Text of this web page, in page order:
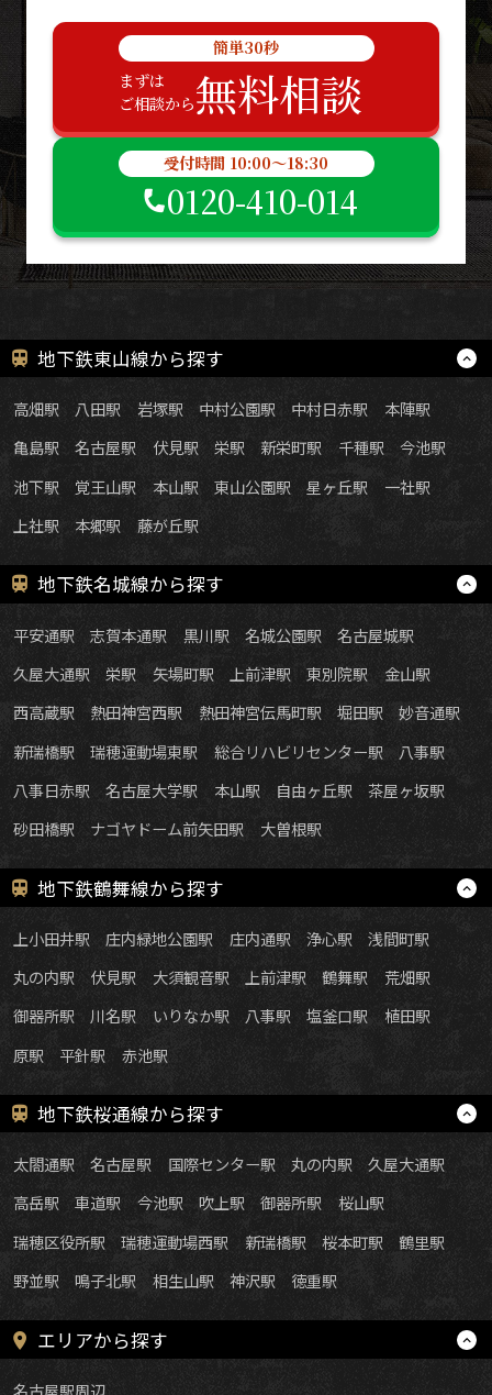
簡単30秒
まずは
ご相談から無料相談
受付時間 10:00～18:30
0120-410-014
地下鉄東山線から探す
高畑駅 八田駅 岩塚駅 中村公園駅 中村日赤駅
本陣駅
亀島駅
名古屋駅 伏見駅 栄駅 新栄町駅 千種駅
今池駅
池下駅
覚王山駅 本山駅 東山公園駅 星ヶ丘駅
一社駅
上社駅
本郷駅 藤が丘駅
地下鉄名城線から探す
平安通駅 志賀本通駅 黒川駅 名城公園駅
名古屋城駅
久屋大通駅
栄駅 矢場町駅 上前津駅 東別院駅
金山駅
西高蔵駅
熱田神宮西駅 熱田神宮伝馬町駅 堀田駅
妙音通駅
新瑞橋駅
瑞穂運動場東駅 総合リハビリセンター駅
八事駅
八事日赤駅
名古屋大学駅 本山駅 自由ヶ丘駅
茶屋ヶ坂駅
砂田橋駅
ナゴヤドーム前矢田駅 大曽根駅
地下鉄鶴舞線から探す
上小田井駅 庄内緑地公園駅 庄内通駅 浄心駅
浅間町駅
丸の内駅
伏見駅 大須観音駅 上前津駅 鶴舞駅
荒畑駅
御器所駅
川名駅 いりなか駅 八事駅 塩釜口駅
植田駅
原駅
平針駅 赤池駅
地下鉄桜通線から探す
太閤通駅 名古屋駅 国際センター駅 丸の内駅
久屋大通駅
高岳駅
車道駅 今池駅 吹上駅 御器所駅
桜山駅
瑞穂区役所駅
瑞穂運動場西駅 新瑞橋駅 桜本町駅
鶴里駅
野並駅
鳴子北駅 相生山駅 神沢駅 徳重駅
エリアから探す
名古屋駅周辺